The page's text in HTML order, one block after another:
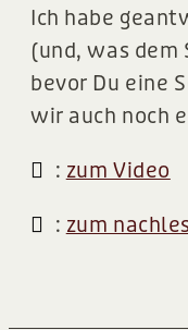
Ich habe
(und, was
bevor Du eine
wir auch noch
: zum Video
: zum